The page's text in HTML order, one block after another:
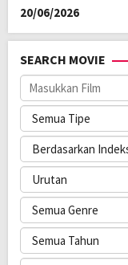
20/06/2026
SEARCH MOVIE